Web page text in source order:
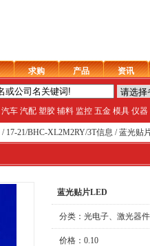
求购 产品 资讯
汽车 汽配 塑胶 辅料 监控 五金 模具 仪器
/ 17-21/BHC-XL2M2RY/3T信息 / 蓝光贴
蓝光贴片LED
分类： 光电子、激光器件
价格：0.10